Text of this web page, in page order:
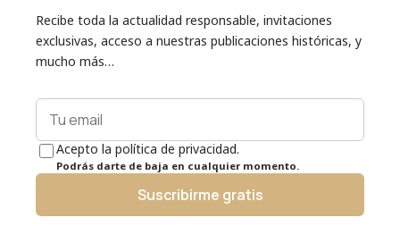
Recibe toda la actualidad responsable, invitaciones
exclusivas, acceso a nuestras publicaciones históricas, y
mucho más…
Acepto la política de privacidad.
Podrás darte de baja en cualquier momento.
Suscribirme gratis